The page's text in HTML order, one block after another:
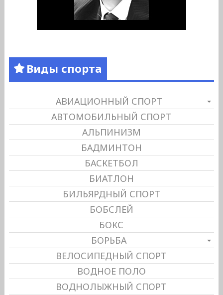
Виды спорта
АВИАЦИОННЫЙ СПОРТ
АВТОМОБИЛЬНЫЙ СПОРТ
АЛЬПИНИЗМ
БАДМИНТОН
БАСКЕТБОЛ
БИАТЛОН
БИЛЬЯРДНЫЙ СПОРТ
БОБСЛЕЙ
БОКС
БОРЬБА
ВЕЛОСИПЕДНЫЙ СПОРТ
ВОДНОЕ ПОЛО
ВОДНОЛЫЖНЫЙ СПОРТ